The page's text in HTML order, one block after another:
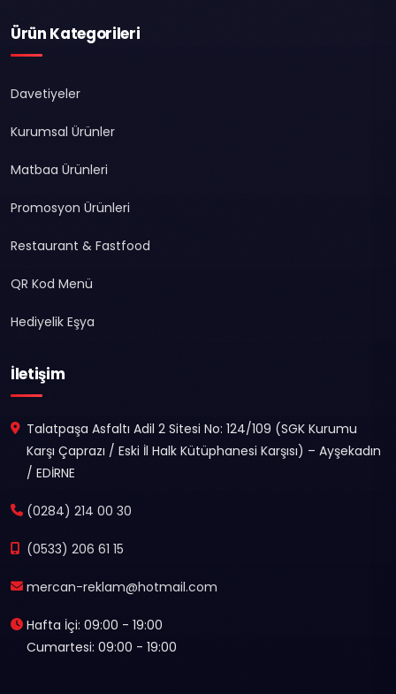
Ürün Kategorileri
Davetiyeler
Kurumsal Ürünler
Matbaa Ürünleri
Promosyon Ürünleri
Restaurant & Fastfood
QR Kod Menü
Hediyelik Eşya
İletişim
Talatpaşa Asfaltı Adil 2 Sitesi No: 124/109 (SGK Kurumu
Karşı Çaprazı / Eski İl Halk Kütüphanesi Karşısı) – Ayşekadın
/ EDİRNE
(0284) 214 00 30
(0533) 206 61 15
mercan-reklam@hotmail.com
Hafta İçi: 09:00 - 19:00
Cumartesi: 09:00 - 19:00